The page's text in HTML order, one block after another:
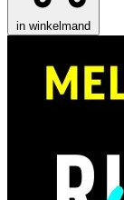
in winkelmand